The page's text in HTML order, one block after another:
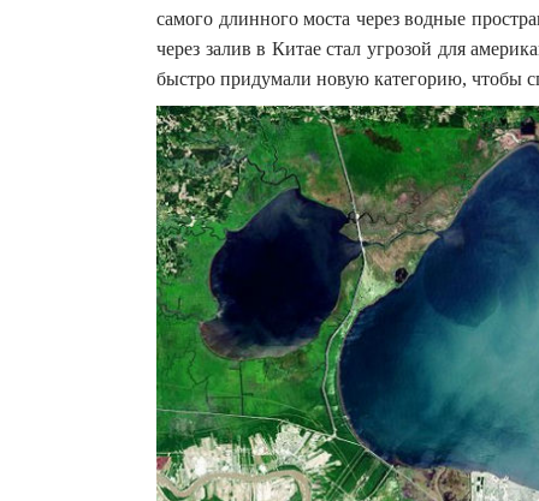
самого длинного моста через водные
через залив в Китае стал угрозой для
быстро придумали новую категорию, чтобы